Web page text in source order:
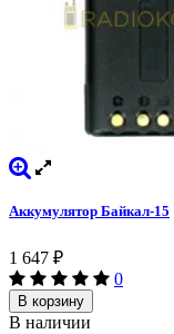
Аккумулятор Байкал-15
1 647 ₽
0
В корзину
В наличии